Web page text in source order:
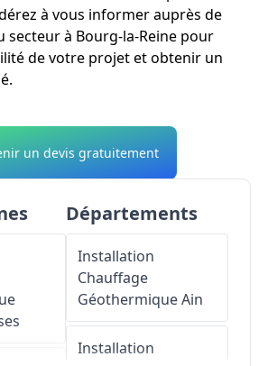
à vous informer auprès de
secteur à Bourg-la-Reine pour
de votre projet et obtenir un
un devis gratuitement
Départements
Installation
Chauffage
GéothermiqueAin
Installation